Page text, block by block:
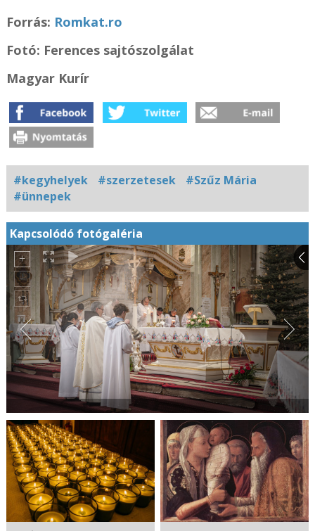
Forrás: Romkat.ro
Fotó: Ferences sajtószolgálat
Magyar Kurír
#kegyhelyek #szerzetesek
#Szűz Mária
#ünnepek
Kapcsolódó fotógaléria